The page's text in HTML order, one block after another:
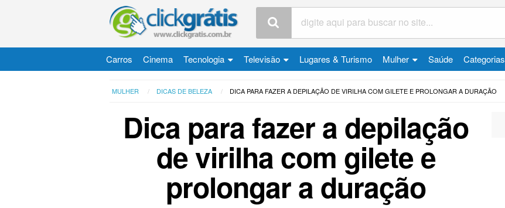
Carros Cinema Tecnologia Televisão Lugares & Turismo Mulher Saúde Categorias
MULHER DICAS DE BELEZA DICA PARA FAZER A DEPILAÇÃO DE VIRILHA COM GILETE E PROLONGAR A DURAÇÃO
Dica para fazer a depilação
de virilha com gilete e
prolongar a duração